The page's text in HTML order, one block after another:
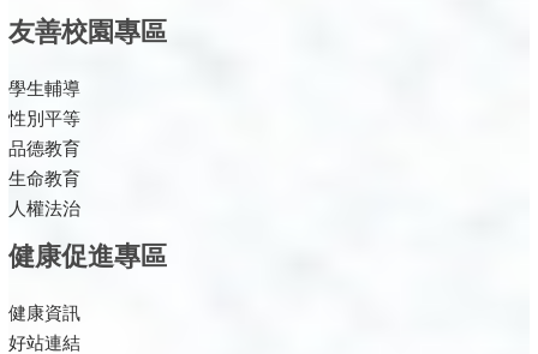
友善校園專區
學生輔導
性別平等
品德教育
生命教育
人權法治
健康促進專區
健康資訊
好站連結